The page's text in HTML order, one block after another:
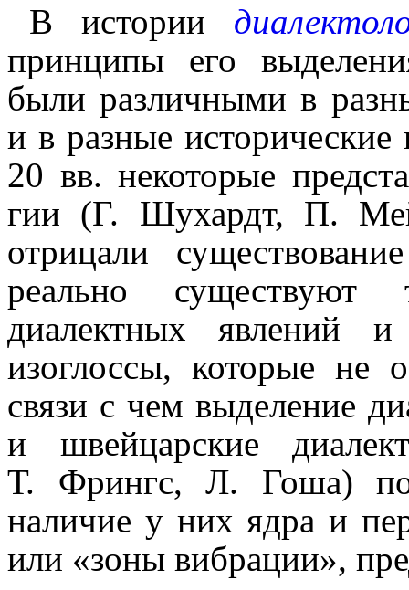
В истории
принципы его
были различ­ны­ми в
и в разные
20 вв. некоторые
гии (Г. Шухардт, П.
отрицали
реально суще­ству­ют
диалектных
изоглоссы, которые не
связи с чем выделе­ние
и швейцар­ские
Т. Фрингс, Л. Гоша)
наличие у них ядра и
или «зоны вибрации»,